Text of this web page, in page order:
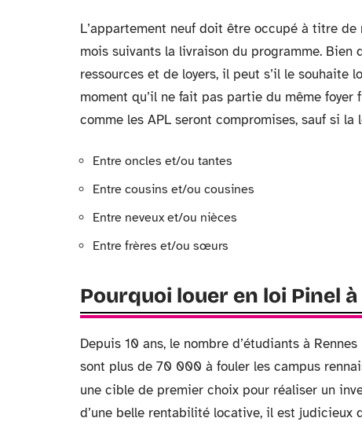
L’appartement neuf doit être occupé à titre
mois suivants la livraison du programme.
ressources et de loyers, il peut s’il le souhaite
moment qu’il ne fait pas partie du même foyer
comme les APL seront compromises, sauf si la
Entre oncles et/ou tantes
Entre cousins et/ou cousines
Entre neveux et/ou nièces
Entre frères et/ou sœurs
Pourquoi louer en loi Pinel
Depuis 10 ans, le nombre d’étudiants à
sont plus de 70 000 à fouler les campus
une cible de premier choix pour réaliser un
d’une belle rentabilité locative, il est judicieux